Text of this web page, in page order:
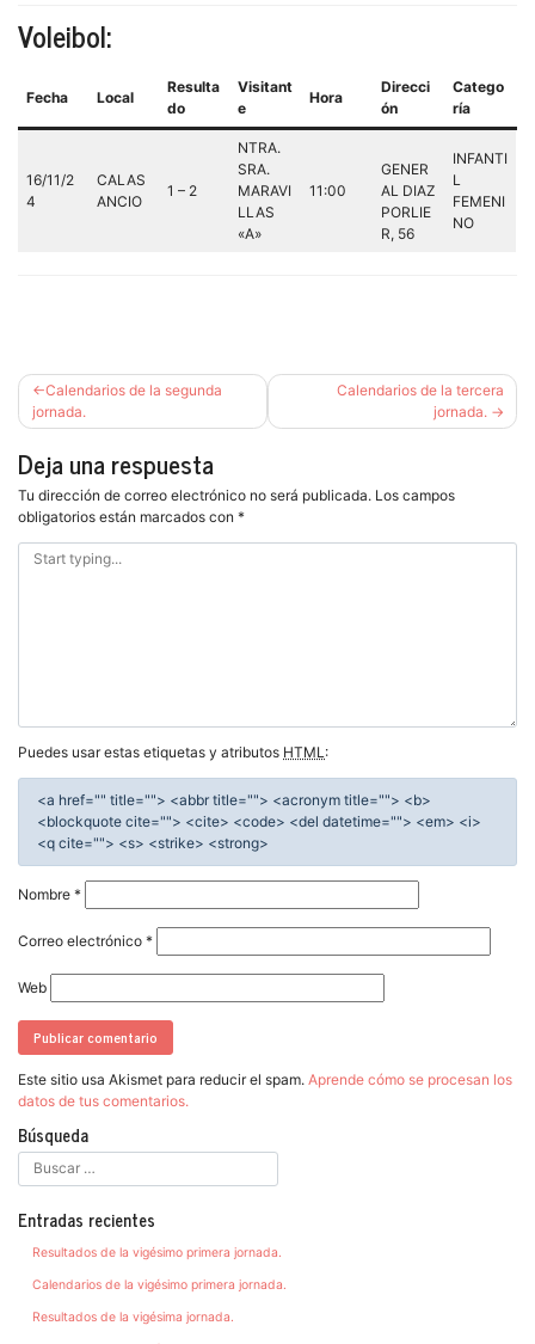
Voleibol:
Fecha Local
Resulta
do
Visitant
e
Hora
Direcci
ón
Catego
ría
16/11/2
4
CALAS
ANCIO
1 – 2
NTRA.
SRA.
MARAVI
LLAS
«A»
11:00
GENER
AL DIAZ
PORLIE
R, 56
INFANTI
L
FEMENI
NO
Navegación
de
entradas
Calendarios de la segunda
jornada.
Calendarios de la tercera
jornada.
Deja una respuesta
Tu dirección de correo electrónico no será publicada. Los campos
obligatorios están marcados con *
Puedes usar estas etiquetas y atributos HTML :
<a href="" title=""> <abbr title=""> <acronym title=""> <b>
<blockquote cite=""> <cite> <code> <del datetime=""> <em> <i>
<q cite=""> <s> <strike> <strong>
Nombre *
Correo electrónico *
Web
Este sitio usa Akismet para reducir el spam. Aprende cómo se procesan los
datos de tus comentarios.
Búsqueda
Entradas recientes
Resultados de la vigésimo primera jornada.
Calendarios de la vigésimo primera jornada.
Resultados de la vigésima jornada.